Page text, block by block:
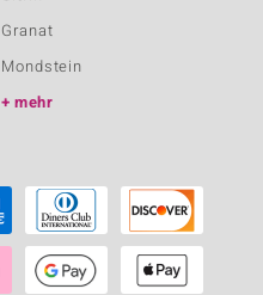
Granat
Mondstein
mehr